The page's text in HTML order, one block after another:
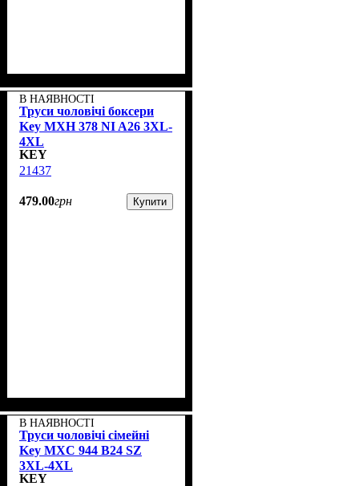
В НАЯВНОСТІ
Труси чоловічі боксери
Key MXH 378 NI A26 3XL-
4XL
KEY
21437
479.00грн Купити
В НАЯВНОСТІ
Труси чоловічі сімейні
Key MXC 944 В24 SZ
3XL-4XL
KEY